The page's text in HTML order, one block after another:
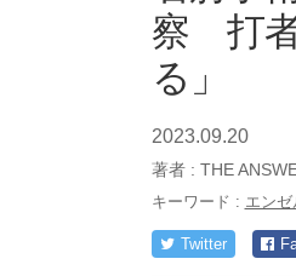
察 打者
る」
2023.09.20
著者 : THE
キーワード : エンゼ
Twitter